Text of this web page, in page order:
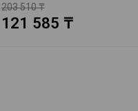
203 510 ₸
121 585 ₸